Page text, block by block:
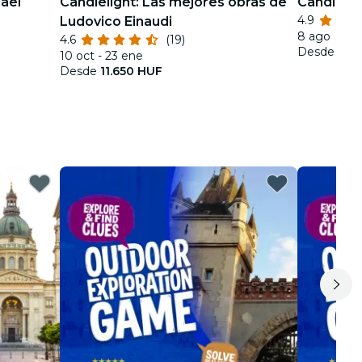
Ludovico Einaudi
4.6
(19)
10 oct - 23 ene
Desde 11.650 HUF
4.9
8 ago
Desde